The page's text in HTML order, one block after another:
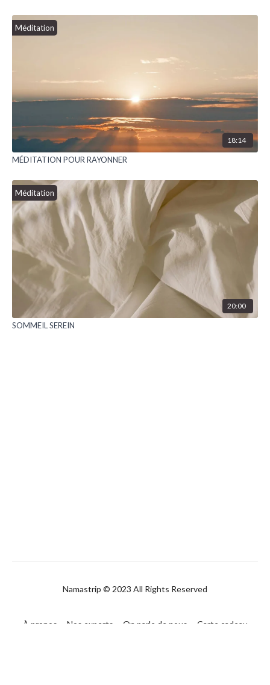
Méditation
18:14
MÉDITATION POUR RAYONNER
Méditation
20:00
SOMMEIL SEREIN
Namastrip © 2023 All Rights Reserved
À propos Nos experts On parle de nous
Carte cadeau